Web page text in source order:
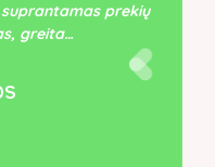
prekių
greita…